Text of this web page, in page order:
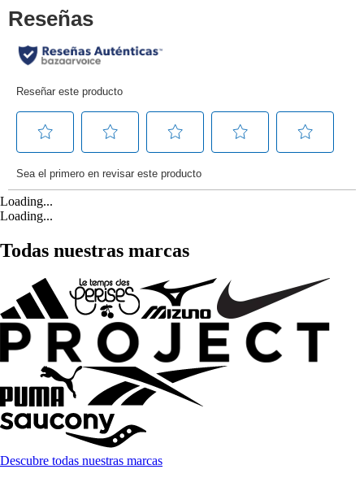
Loading...
Loading...
Todas nuestras marcas
Descubre todas nuestras marcas